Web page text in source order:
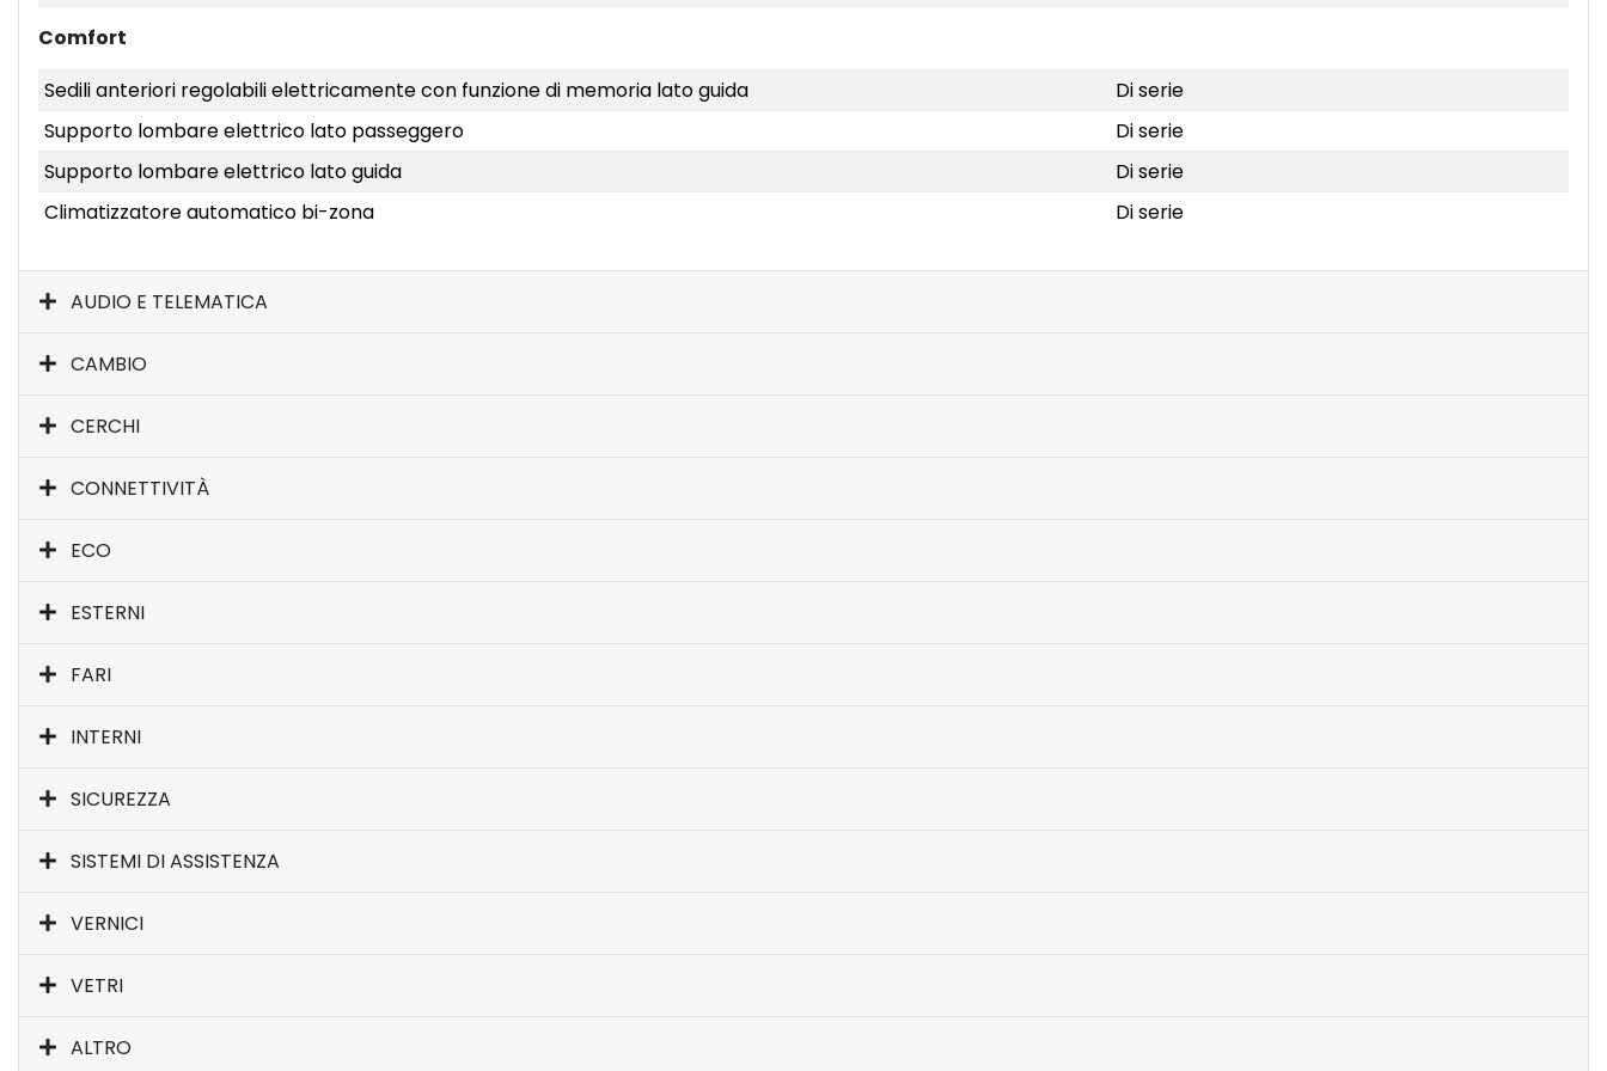
Comfort
Sedili anteriori regolabili elettricamente con funzione di memoria lato guida
Di serie
Supporto lombare elettrico lato passeggero
Di serie
Supporto lombare elettrico lato guida
Di serie
Climatizzatore automatico bi-zona
Di serie
AUDIO E TELEMATICA
CAMBIO
CERCHI
CONNETTIVITÀ
ECO
ESTERNI
FARI
INTERNI
SICUREZZA
SISTEMI DI ASSISTENZA
VERNICI
VETRI
ALTRO